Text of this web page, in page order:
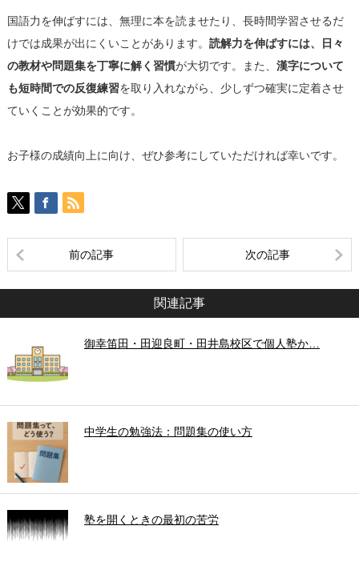
国語力を伸ばすには、無理に本を読ませたり、長時間学習させるだ
けでは成果が出にくいことがあります。 読解力を伸ばすには、日々
の教材や問題集を丁寧に解く習慣が大切です。また、 漢字について
も短時間での反復練習を取り入れながら、少しずつ確実に定着させ
ていくことが効果的です。
お子様の成績向上に向け、ぜひ参考にしていただければ幸いです。
前の記事 次の記事
関連記事
御幸笛田・田迎良町・田井島校区で個人塾か…
中学生の勉強法：問題集の使い方
塾を開くときの最初の苦労